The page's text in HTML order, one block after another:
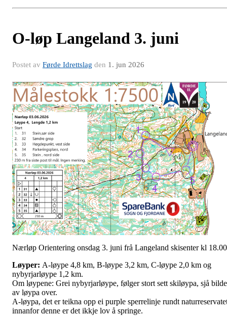
O-løp Langeland 3. juni
Postet av Førde Idrettslag den 1. jun 2026
Nærløp Orientering onsdag 3. juni frå Langeland skisenter kl
Løyper: A-løype 4,8 km, B-løype 3,2 km, C-løype 2,0 km og
nybyrjarløype 1,2 km.
Om løypene: Grei nybyrjarløype, følger stort sett skiløypa, sjå bilde
av løypa over.
A-løypa, det er teikna opp ei purple sperrelinje rundt
innanfor denne er det ikkje lov å springe.